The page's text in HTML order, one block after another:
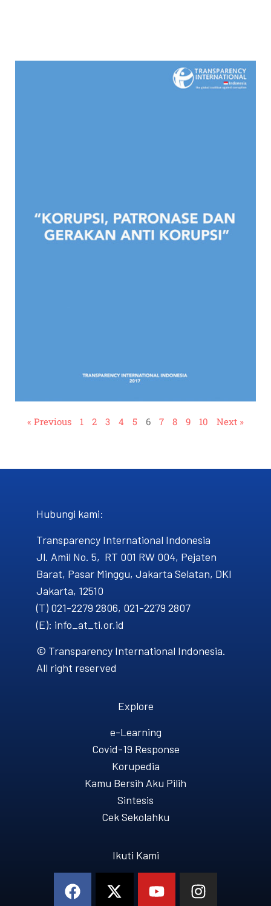
« Previous 1 2 3 4 5 6 7 8 9 10 Next »
Hubungi kami​:
Transparency International Indonesia
Jl. Amil No. 5, RT 001 RW 004, Pejaten
Barat, Pasar Minggu, Jakarta Selatan, DKI
Jakarta, 12510
(T) 021-2279 2806, 021-2279 2807
(E): info_at_ti.or.id
© Transparency International Indonesia.
All right reserved
Explore
e-Learning
Covid-19 Response
Korupedia
Kamu Bersih Aku Pilih
Sintesis
Cek Sekolahku
Ikuti Kami